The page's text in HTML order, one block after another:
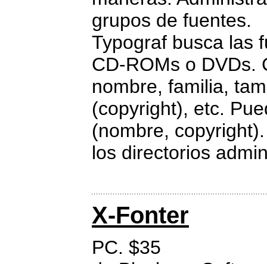
grupos de fuentes.
Typograf busca las
CD-ROMs o DVDs.
nombre, familia,
(copyright), etc.
(nombre,
los directorios
X-Fonter
PC. $35